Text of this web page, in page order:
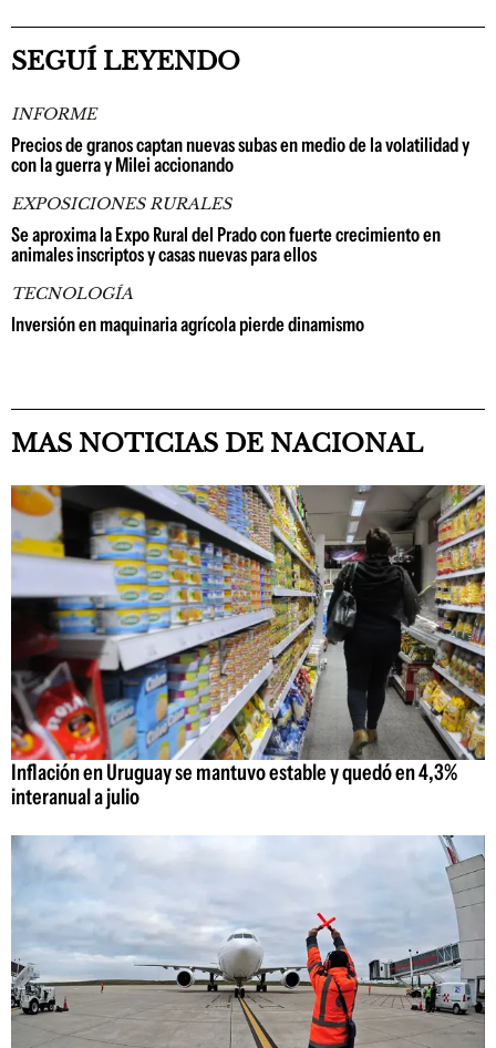
SEGUÍ LEYENDO
INFORME
Precios de granos captan nuevas subas en medio de la volatilidad y
con la guerra y Milei accionando
EXPOSICIONES RURALES
Se aproxima la Expo Rural del Prado con fuerte crecimiento en
animales inscriptos y casas nuevas para ellos
TECNOLOGÍA
Inversión en maquinaria agrícola pierde dinamismo
MAS NOTICIAS DE NACIONAL
Inflación en Uruguay se mantuvo estable y quedó en 4,3%
interanual a julio